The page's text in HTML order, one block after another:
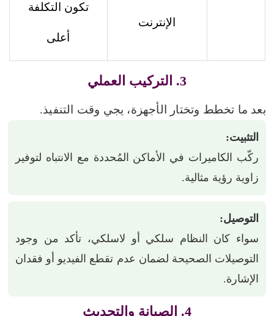
الإنترنت
تكون التكلفة
أعلى
3. التركيب العملي
بعد ما تخطط وتختار الأجهزة، يجي وقت التنفيذ.
التثبيت:
ركّب الكاميرات في الأماكن المُحددة مع الانتباه لتوفير
زاوية رؤية مثالية.
التوصيل:
سواء كان النظام سلكي أو لاسلكي، تأكد من وجود
التوصيلات الصحيحة لضمان عدم تقطع الفيديو أو فقدان
الإشارة.
4. الصيانة والتحديث